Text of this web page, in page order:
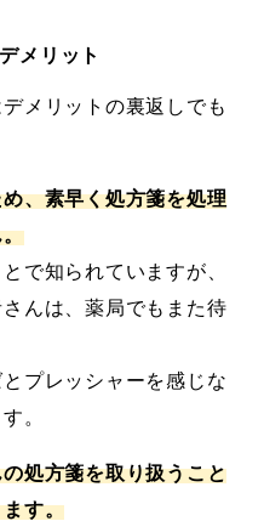
メリット
メリットの裏返しでも
、素早く処方箋を処理
。
で知られていますが、
んは、薬局でもまた待
プレッシャーを感じな
。
処方箋を取り扱うこと
す。